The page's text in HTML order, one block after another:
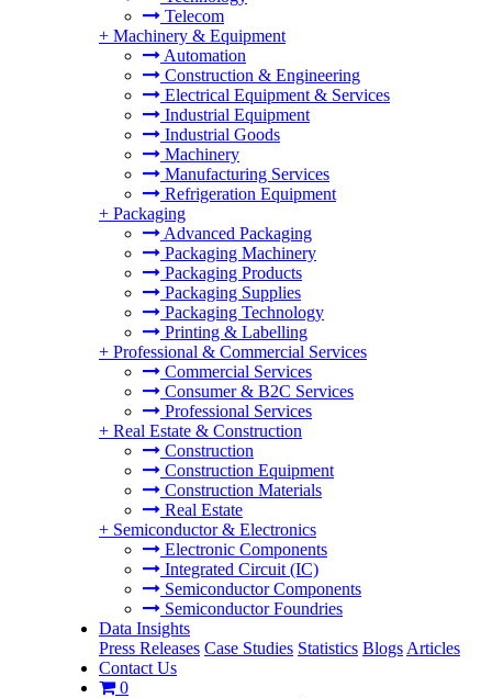
Telecom
+ Machinery & Equipment
Automation
Construction & Engineering
Electrical Equipment & Services
Industrial Equipment
Industrial Goods
Machinery
Manufacturing Services
Refrigeration Equipment
+ Packaging
Advanced Packaging
Packaging Machinery
Packaging Products
Packaging Supplies
Packaging Technology
Printing & Labelling
+ Professional & Commercial Services
Commercial Services
Consumer & B2C Services
Professional Services
+ Real Estate & Construction
Construction
Construction Equipment
Construction Materials
Real Estate
+ Semiconductor & Electronics
Electronic Components
Integrated Circuit (IC)
Semiconductor Components
Semiconductor Foundries
Data Insights
Press Releases Case Studies Statistics Blogs Articles
Contact Us
0